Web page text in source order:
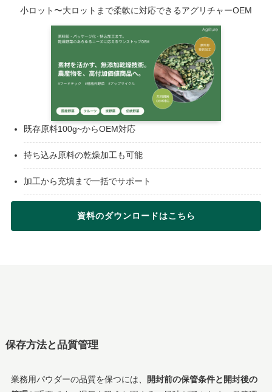
小ロット〜大ロットまで柔軟に対応できるアグリチャーOEM
既存原料100g~からOEM対応
持ち込み原料の乾燥加工も可能
加工から充填まで一括でサポート
資料のダウンロードはこちら
保存方法と品質管理
業務用パウダーの品質を保つには、
開封前の保管条件と開封後の